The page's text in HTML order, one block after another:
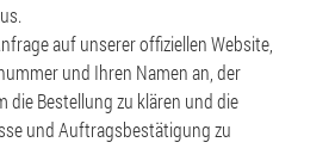
auf unserer offiziellen Website,
und Ihren Namen an, der
die Bestellung zu klären und die
und Auftragsbestätigung zu